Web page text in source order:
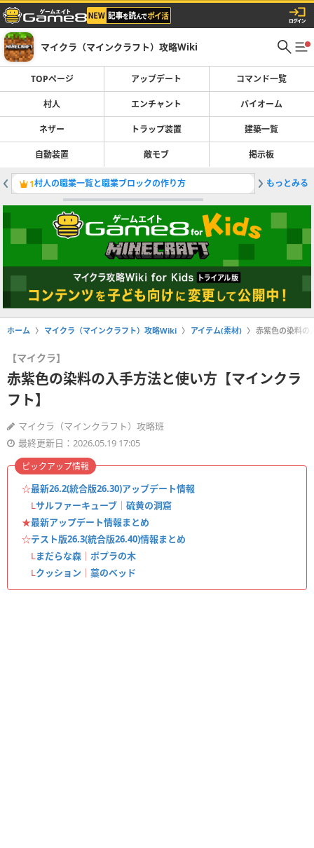
マイクラ（マインクラフト）攻略Wiki
TOPページ アップデート コマンド一覧
村人 エンチャント バイオーム
ネザー トラップ装置 建築一覧
自動装置 敵モブ 掲示板
1村人の職業一覧と職業ブロックの作り方 2コマン
もっとみる
ホーム マイクラ（マインクラフト）攻略Wiki アイテム(素材) 赤紫色の染料の
【マイクラ】
赤紫色の染料の入手方法と使い方【マインクラ
フト】
マイクラ（マインクラフト）攻略班
最終更新日：2026.05.19 17:05
☆最新26.2(統合版26.30)アップデート情報
Lサルファーキューブ ｜ 硫黄の洞窟
★最新アップデート情報まとめ
☆テスト版26.3(統合版26.40)情報まとめ
Lまだらな森 ｜ ポプラの木
Lクッション ｜ 藁のベッド
ピックアップ情報